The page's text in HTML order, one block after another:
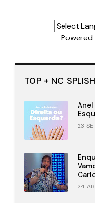
Powered
TOP + NO
Anel
23
24